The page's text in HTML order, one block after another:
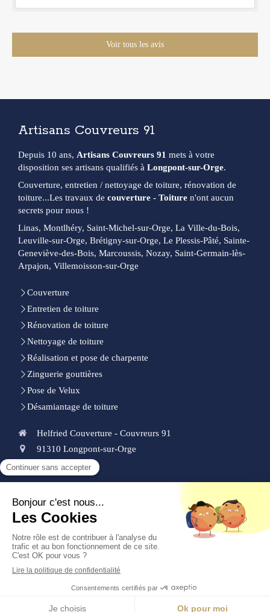
Voir tous les avis
Artisans Couvreurs 91
Depuis 10 ans, Artisans Couvreurs 91 mets à votre
disposition ses artisans qualifiés à Longpont-sur-Orge.
Couverture, entretien / nettoyage de toiture, rénovation de
toiture...Les travaux de couverture - Toiture n'ont aucun
secrets pour nous !
Linas, Montlhéry, Saint-Michel-sur-Orge, La Ville-du-Bois,
Leuville-sur-Orge, Brétigny-sur-Orge, Le Plessis-Pâté, Sainte-
Geneviève-des-Bois, Marcoussis, Nozay, Saint-Germain-lès-
Arpajon, Villemoisson-sur-Orge
Couverture
Entretien de toiture
Rénovation de toiture
Nettoyage de toiture
Réalisation et pose de charpente
Zinguerie gouttières
Pose de Velux
Désamiantage de toiture
Helfried Couverture - Couvreurs 91
91310 Longpont-sur-Orge
0185153339
Plan du site
Création et référencement du site par Simplébo